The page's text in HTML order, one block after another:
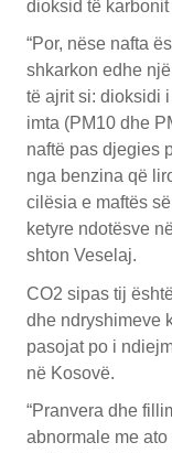
dioksid të karbonit
“Por, nëse nafta
shkarkon edhe
të ajrit si: dioksidi
imta (PM10 dhe
naftë pas djegies
nga benzina që
cilësia e maftës
ketyre ndotësve
shton Veselaj.
CO2 sipas tij
dhe ndryshimeve
pasojat po i
në Kosovë.
“Pranvera dhe
abnormale me